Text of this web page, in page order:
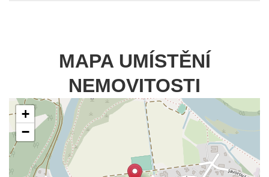
MAPA UMÍSTĚNÍ
NEMOVITOSTI
+
−